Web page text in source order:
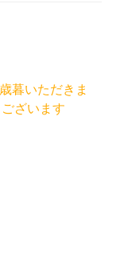
暮いただきま
ざいます